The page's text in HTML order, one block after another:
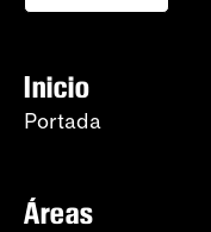
Inicio
Portada
Áreas